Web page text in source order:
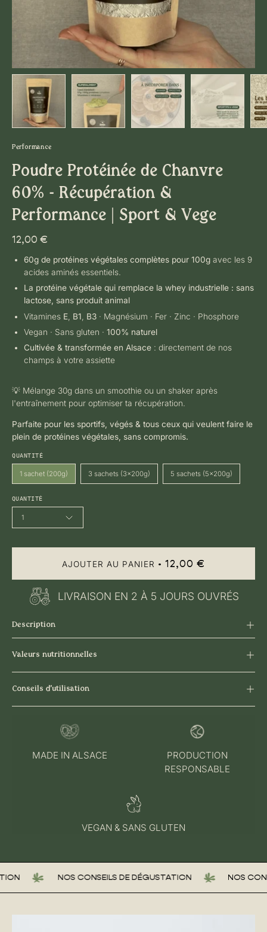
Performance
Poudre Protéinée de Chanvre
60% - Récupération &
Performance | Sport & Vege
12,00 €
60g de protéines végétales complètes pour 100g avec les 9
acides aminés essentiels.
La protéine végétale qui remplace la whey industrielle : sans
lactose, sans produit animal
Vitamines E B1 B3 · Magnésium · Fer · Zinc · Phosphore
Vegan · Sans gluten · 100% naturel
Cultivée & transformée en Alsace : directement de nos
champs à votre assiette
💡 Mélange 30g dans un smoothie ou un shaker après
l'entraînement pour optimiser ta récupération.
Parfaite pour les sportifs, végés & tous ceux qui veulent faire le
plein de protéines végétales, sans compromis.
QUANTITÉ
1 sachet (200g) 3 sachets (3x200g) 5 sachets (5x200g)
QUANTITÉ
1
AJOUTER AU PANIER 12,00 €
LIVRAISON EN 2 À 5 JOURS OUVRÉS
Description
Valeurs nutritionnelles
Conseils d'utilisation
MADE IN ALSACE
PRODUCTION
RESPONSABLE
VEGAN & SANS GLUTEN
NOS CONSEILS DE DÉGUSTATION NOS